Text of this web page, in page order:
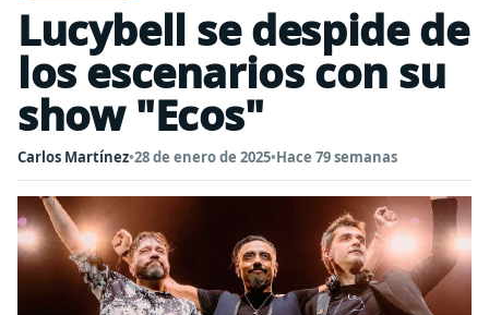
Lucybell se despide de
los escenarios con su
show "Ecos"
Carlos Martínez•28 de enero de 2025•Hace 79 semanas